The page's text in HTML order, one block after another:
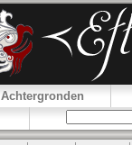
Achtergronden